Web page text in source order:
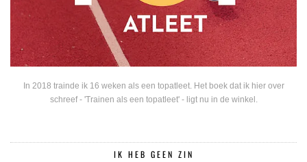
In 2018 trainde ik 16 weken als een topatleet. Het boek dat ik hier over
schreef - 'Trainen als een topatleet' - ligt nu in de winkel.
IK HEB GEEN ZIN